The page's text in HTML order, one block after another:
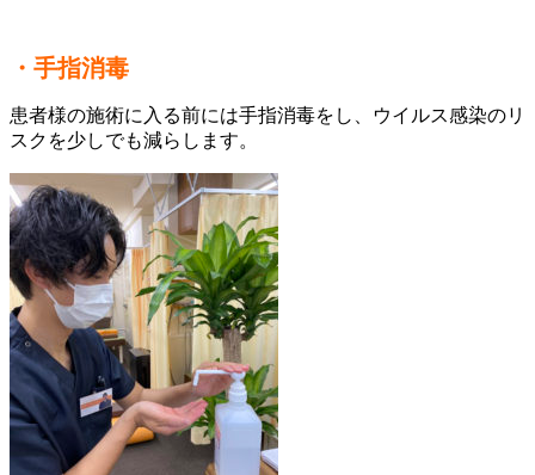
・手指消毒
患者様の施術に入る前には手指消毒をし、ウイルス感染のリ
スクを少しでも減らします。